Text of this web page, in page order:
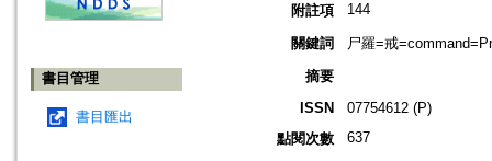
書目管理
書目匯出
附註項
144
關鍵詞
尸羅=戒
摘要
ISSN
07754612 (P)
點閱次數
637